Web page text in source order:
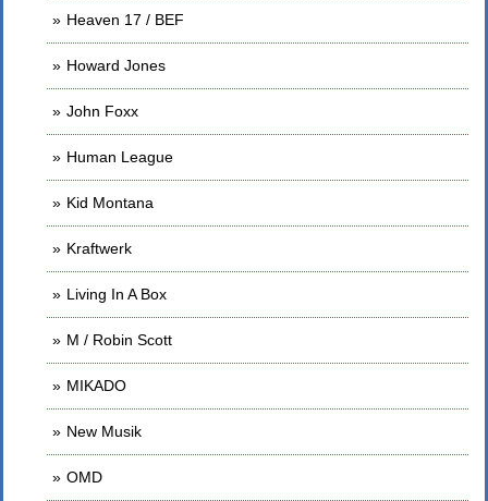
Heaven 17 / BEF
Howard Jones
John Foxx
Human League
Kid Montana
Kraftwerk
Living In A Box
M / Robin Scott
MIKADO
New Musik
OMD